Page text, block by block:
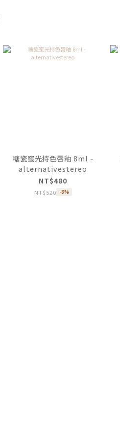
糖瓷蜜光持色唇釉 8ml -
alternativestereo
NT$480
NT$520 -8%